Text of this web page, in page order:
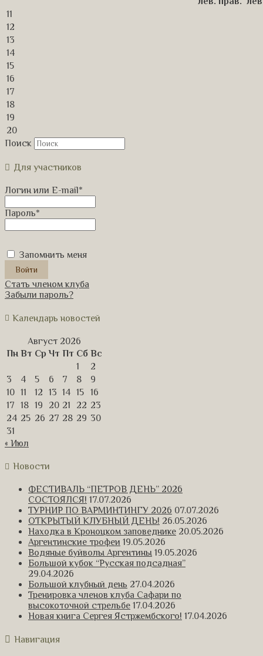
11
12
13
14
15
16
17
18
19
20
Поиск
Для участников
Логин или E-mail*
Пароль*
Запомнить меня
Стать членом клуба
Забыли пароль?
Календарь новостей
Август 2026
Пн Вт Ср Чт Пт Сб Вс
1
2
3
4 5 6 7 8
9
10 11 12 13 14 15
16
17
18 19 20 21 22 23
24 25 26 27 28 29 30
31
« Июл
Новости
ФЕСТИВАЛЬ “ПЕТРОВ ДЕНЬ” 2026
СОСТОЯЛСЯ! 17.07.2026
ТУРНИР ПО ВАРМИНТИНГУ 2026 07.07.2026
ОТКРЫТЫЙ КЛУБНЫЙ ДЕНЬ! 26.05.2026
Находка в Кроноцком заповеднике 20.05.2026
Аргентинские трофеи 19.05.2026
Водяные буйволы Аргентины 19.05.2026
Большой кубок “Русская подсадная”
29.04.2026
Большой клубный день 27.04.2026
Тренировка членов клуба Сафари по
высокоточной стрельбе 17.04.2026
Новая книга Сергея Ястржембского! 17.04.2026
Навигация